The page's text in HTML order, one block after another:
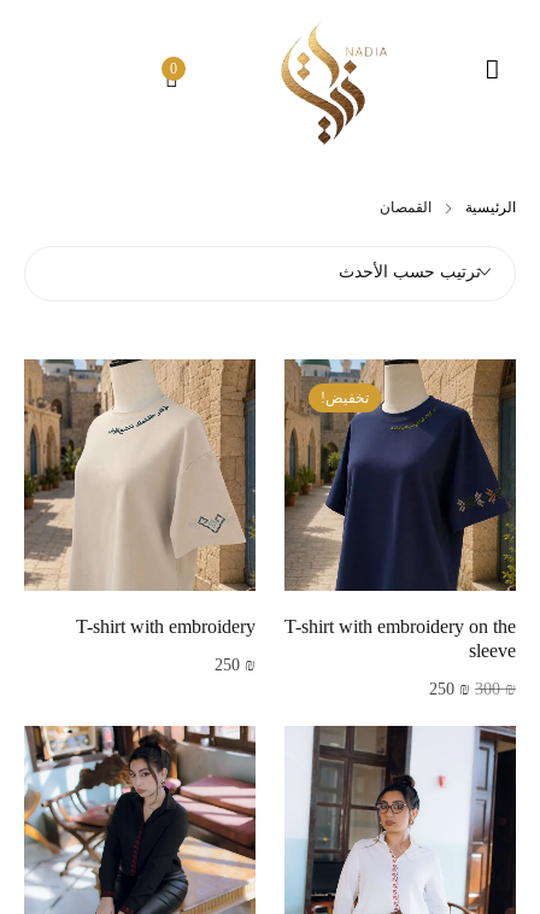
0
الرئيسية القمصان
ترتيب حسب الأحدث
تخفيض!
T-shirt with embroidery on the
sleeve
300₪
250 ₪
T-shirt with embroidery
250 ₪